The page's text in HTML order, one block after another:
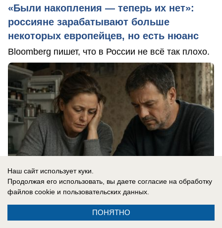
«Были накопления — теперь их нет»:
россияне зарабатывают больше
некоторых европейцев, но есть нюанс
Bloomberg пишет, что в России не всё так плохо.
Наш сайт использует куки.
Продолжая его использовать, вы даете согласие на обработку
файлов cookie и пользовательских данных.
ПОНЯТНО